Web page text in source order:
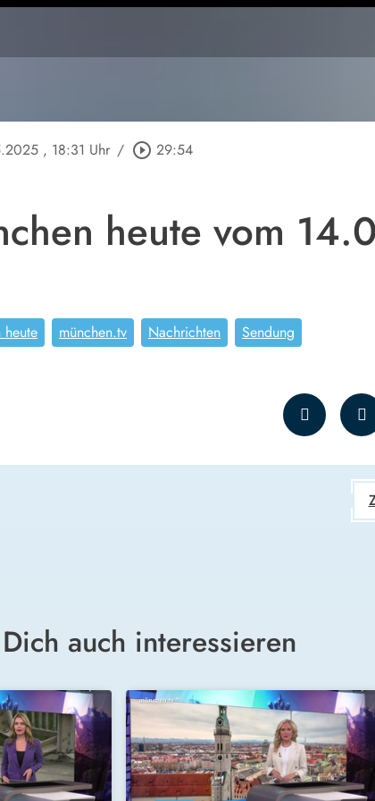
, 18:31 Uhr / play_circle_outline 29:54
heute vom
heute münchen.tv Nachrichten Sendung
auch interessieren